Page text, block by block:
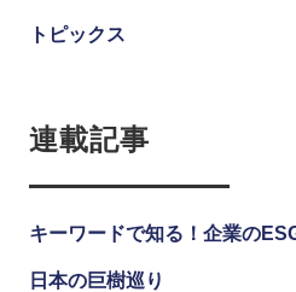
トピックス
連載記事
キーワードで知る！企業の
日本の巨樹巡り